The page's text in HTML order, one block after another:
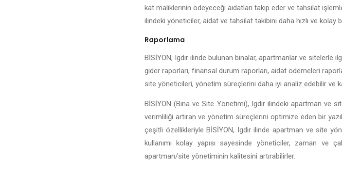
kat maliklerinin ödeyeceği aidatları takip eder ve tahsilat
ilindeki yöneticiler, aidat ve tahsilat takibini daha hızlı ve kolay
Raporlama
BİSİYON, Igdir ilinde bulunan binalar, apartmanlar ve sitelerle
gider raporları, finansal durum raporları, aidat ödemeleri
site yöneticileri, yönetim süreçlerini daha iyi analiz edebilir ve
BİSİYON (Bina ve Site Yönetimi), Igdir ilindeki apartman ve
verimliliği artıran ve yönetim süreçlerini optimize eden bir
çeşitli özellikleriyle BİSİYON, Igdir ilinde apartman ve site
kullanımı kolay yapısı sayesinde yöneticiler, zaman ve
apartman/site yönetiminin kalitesini artırabilirler.